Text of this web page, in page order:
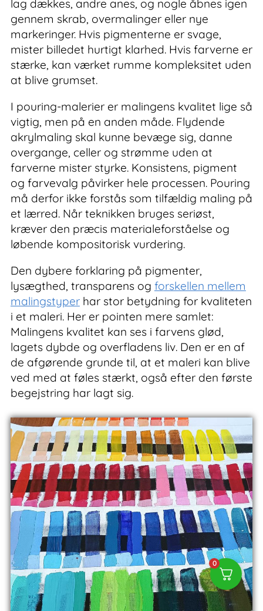
lag dækkes, andre anes, og nogle åbnes igen
gennem skrab, overmalinger eller nye
markeringer. Hvis pigmenterne er svage,
mister billedet hurtigt klarhed. Hvis farverne er
stærke, kan værket rumme kompleksitet uden
at blive grumset.
I pouring-malerier er malingens kvalitet lige så
vigtig, men på en anden måde. Flydende
akrylmaling skal kunne bevæge sig, danne
overgange, celler og strømme uden at
farverne mister styrke. Konsistens, pigment
og farvevalg påvirker hele processen. Pouring
må derfor ikke forstås som tilfældig maling på
et lærred. Når teknikken bruges seriøst,
kræver den præcis materialeforståelse og
løbende kompositorisk vurdering.
Den dybere forklaring på pigmenter,
lysægthed, transparens og forskellen mellem
malingstyperhar stor betydning for kvaliteten
i et maleri. Her er pointen mere samlet:
Malingens kvalitet kan ses i farvens glød,
lagets dybde og overfladens liv. Den er en af
de afgørende grunde til, at et maleri kan blive
ved med at føles stærkt, også efter den første
begejstring har lagt sig.
0